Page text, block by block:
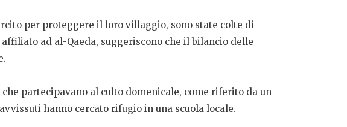
per proteggere il loro villaggio, sono state colte di
affiliato ad al-Qaeda, suggeriscono che il bilancio delle
che partecipavano al culto domenicale, come riferito da un
hanno cercato rifugio in una scuola locale.